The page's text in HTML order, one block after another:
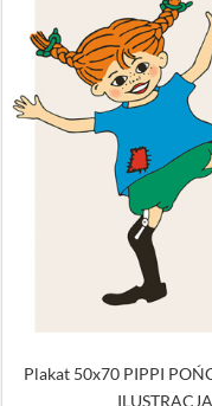
Plakat 50x70 PIPPI
ILUSTRACJA